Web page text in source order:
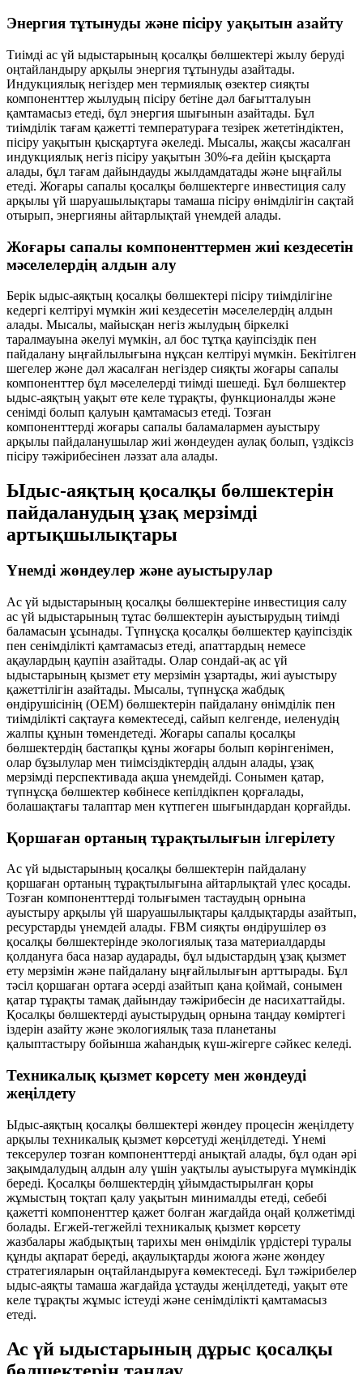
Энергия тұтынуды және пісіру уақытын азайту
Тиімді ас үй ыдыстарының қосалқы бөлшектері жылу беруді
оңтайландыру арқылы энергия тұтынуды азайтады.
Индукциялық негіздер мен термиялық өзектер сияқты
компоненттер жылудың пісіру бетіне дәл бағытталуын
қамтамасыз етеді, бұл энергия шығынын азайтады. Бұл
тиімділік тағам қажетті температураға тезірек жететіндіктен,
пісіру уақытын қысқартуға әкеледі. Мысалы, жақсы жасалған
индукциялық негіз пісіру уақытын 30%-ға дейін қысқарта
алады, бұл тағам дайындауды жылдамдатады және ыңғайлы
етеді. Жоғары сапалы қосалқы бөлшектерге инвестиция салу
арқылы үй шаруашылықтары тамаша пісіру өнімділігін сақтай
отырып, энергияны айтарлықтай үнемдей алады.
Жоғары сапалы компоненттермен жиі кездесетін
мәселелердің алдын алу
Берік ыдыс-аяқтың қосалқы бөлшектері пісіру тиімділігіне
кедергі келтіруі мүмкін жиі кездесетін мәселелердің алдын
алады. Мысалы, майысқан негіз жылудың біркелкі
таралмауына әкелуі мүмкін, ал бос тұтқа қауіпсіздік пен
пайдалану ыңғайлылығына нұқсан келтіруі мүмкін. Бекітілген
шегелер және дәл жасалған негіздер сияқты жоғары сапалы
компоненттер бұл мәселелерді тиімді шешеді. Бұл бөлшектер
ыдыс-аяқтың уақыт өте келе тұрақты, функционалды және
сенімді болып қалуын қамтамасыз етеді. Тозған
компоненттерді жоғары сапалы баламалармен ауыстыру
арқылы пайдаланушылар жиі жөндеуден аулақ болып, үздіксіз
пісіру тәжірибесінен ләззат ала алады.
Ыдыс-аяқтың қосалқы бөлшектерін
пайдаланудың ұзақ мерзімді
артықшылықтары
Үнемді жөндеулер және ауыстырулар
Ас үй ыдыстарының қосалқы бөлшектеріне инвестиция салу
ас үй ыдыстарының тұтас бөлшектерін ауыстырудың тиімді
баламасын ұсынады. Түпнұсқа қосалқы бөлшектер қауіпсіздік
пен сенімділікті қамтамасыз етеді, апаттардың немесе
ақаулардың қаупін азайтады. Олар сондай-ақ ас үй
ыдыстарының қызмет ету мерзімін ұзартады, жиі ауыстыру
қажеттілігін азайтады. Мысалы, түпнұсқа жабдық
өндірушісінің (OEM) бөлшектерін пайдалану өнімділік пен
тиімділікті сақтауға көмектеседі, сайып келгенде, иеленудің
жалпы құнын төмендетеді. Жоғары сапалы қосалқы
бөлшектердің бастапқы құны жоғары болып көрінгенімен,
олар бұзылулар мен тиімсіздіктердің алдын алады, ұзақ
мерзімді перспективада ақша үнемдейді. Сонымен қатар,
түпнұсқа бөлшектер көбінесе кепілдікпен қорғалады,
болашақтағы талаптар мен күтпеген шығындардан қорғайды.
Қоршаған ортаның тұрақтылығын ілгерілету
Ас үй ыдыстарының қосалқы бөлшектерін пайдалану
қоршаған ортаның тұрақтылығына айтарлықтай үлес қосады.
Тозған компоненттерді толығымен тастаудың орнына
ауыстыру арқылы үй шаруашылықтары қалдықтарды азайтып,
ресурстарды үнемдей алады. FBM сияқты өндірушілер өз
қосалқы бөлшектерінде экологиялық таза материалдарды
қолдануға баса назар аударады, бұл ыдыстардың ұзақ қызмет
ету мерзімін және пайдалану ыңғайлылығын арттырады. Бұл
тәсіл қоршаған ортаға әсерді азайтып қана қоймай, сонымен
қатар тұрақты тамақ дайындау тәжірибесін де насихаттайды.
Қосалқы бөлшектерді ауыстырудың орнына таңдау көміртегі
іздерін азайту және экологиялық таза планетаны
қалыптастыру бойынша жаһандық күш-жігерге сәйкес келеді.
Техникалық қызмет көрсету мен жөндеуді
жеңілдету
Ыдыс-аяқтың қосалқы бөлшектері жөндеу процесін жеңілдету
арқылы техникалық қызмет көрсетуді жеңілдетеді. Үнемі
тексерулер тозған компоненттерді анықтай алады, бұл одан әрі
зақымдалудың алдын алу үшін уақтылы ауыстыруға мүмкіндік
береді. Қосалқы бөлшектердің ұйымдастырылған қоры
жұмыстың тоқтап қалу уақытын минималды етеді, себебі
қажетті компоненттер қажет болған жағдайда оңай қолжетімді
болады. Егжей-тегжейлі техникалық қызмет көрсету
жазбалары жабдықтың тарихы мен өнімділік үрдістері туралы
құнды ақпарат береді, ақаулықтарды жоюға және жөндеу
стратегияларын оңтайландыруға көмектеседі. Бұл тәжірибелер
ыдыс-аяқты тамаша жағдайда ұстауды жеңілдетеді, уақыт өте
келе тұрақты жұмыс істеуді және сенімділікті қамтамасыз
етеді.
Ас үй ыдыстарының дұрыс қосалқы